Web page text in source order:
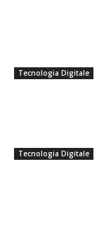
Tecnologia Digitale
Tecnologia Digitale